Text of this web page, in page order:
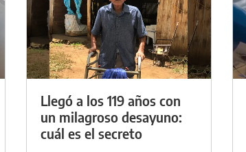
Llegó a los 119 años con
un milagroso desayuno:
cuál es el secreto